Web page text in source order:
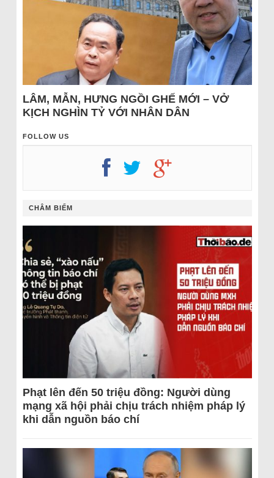
LÂM, MẪN, HƯNG NGỒI GHẾ MỚI – VỞ
KỊCH NGHÌN TỶ VỚI NHÂN DÂN
FOLLOW US
CHÂM BIẾM
Phạt lên đến 50 triệu đồng: Người dùng
mạng xã hội phải chịu trách nhiệm pháp lý
khi dẫn nguồn báo chí